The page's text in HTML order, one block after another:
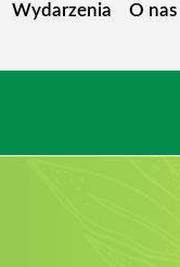
Wydarzenia O nas